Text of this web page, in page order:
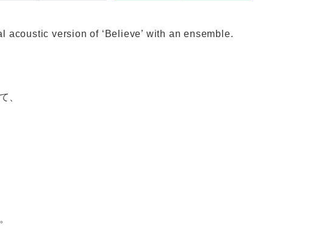
acoustic version of ‘Believe’ with an ensemble.
、